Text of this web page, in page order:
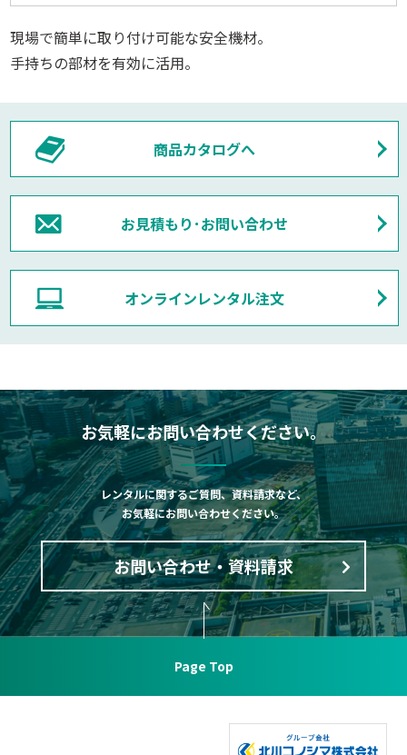
現場で簡単に取り付け可能な安全機材。
手持ちの部材を有効に活用。
商品カタログへ
お見積もり･お問い合わせ
オンラインレンタル注文
お気軽にお問い合わせください。
レンタルに関するご質問、資料請求など、
お気軽にお問い合わせください。
お問い合わせ・資料請求
Page Top